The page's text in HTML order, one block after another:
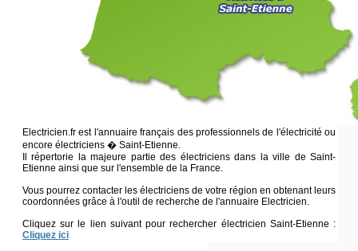
Electricien.fr est l'annuaire français des professionnels de l'électricité ou
encore électriciens � Saint-Etienne.
Il répertorie la majeure partie des électriciens dans la ville de Saint-
Etienne ainsi que sur l'ensemble de la France.
Vous pourrez contacter les électriciens de votre région en obtenant leurs
coordonnées grâce à l'outil de recherche de l'annuaire Electricien.
Cliquez sur le lien suivant pour rechercher électricien Saint-Etienne :
Cliquez ici